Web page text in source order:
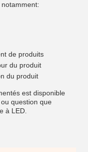
de produits
du produit
du produit
est disponible
question que
à LED.